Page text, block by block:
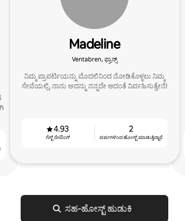
Madeline
Ventabren, ಫ್ರಾನ್ಸ್
ನಿಮ್ಮ ಪ್ರಾಪರ್ಟಿಯನ್ನು ಮೊದಲಿನಿಂದ ನೋಡಿಕೊಳ್ಳಲು ನಿಮ್ಮ
ಸೇವೆಯಲ್ಲಿ, ನಾನು ಅದನ್ನು ನನ್ನದೇ ಆದಂತೆ ನಿರ್ವಹಿಸುತ್ತೇನೆ!
4.93
ಗೆಸ್ಟ್ ರೇಟಿಂಗ್
2
ವರ್ಷಗಳಿಂದ ಹೋಸ್ಟ್ ‌ಮಾಡುತ್ತಿದ್ದಾರೆ
ಸಹ‑ಹೋಸ್ಟ್ ಹುಡುಕಿ